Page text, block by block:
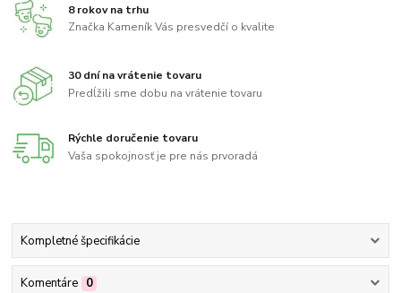
8 rokov na trhu
Značka Kameník Vás presvedčí o kvalite
30 dní na vrátenie tovaru
Predĺžili sme dobu na vrátenie tovaru
Rýchle doručenie tovaru
Vaša spokojnosť je pre nás prvoradá
Kompletné špecifikácie
Komentáre 0